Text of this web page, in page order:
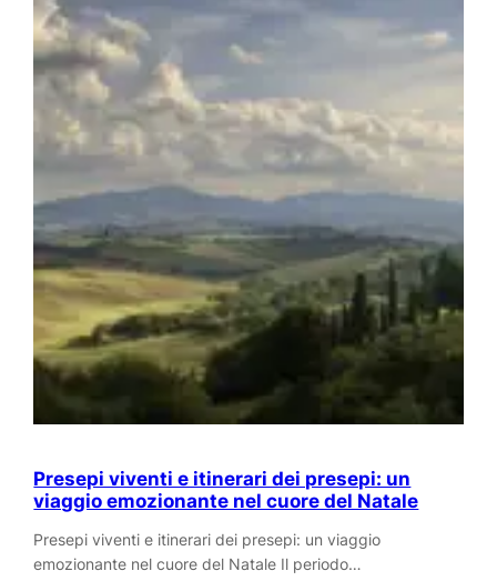
Presepi viventi e itinerari dei presepi: un
viaggio emozionante nel cuore del Natale
Presepi viventi e itinerari dei presepi: un viaggio
emozionante nel cuore del Natale Il periodo…